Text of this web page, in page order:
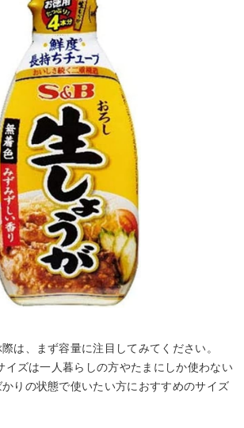
は、まず容量に注目してみてください。
イズは一人暮らしの方やたまにしか使わない
りの状態で使いたい方におすすめのサイズ